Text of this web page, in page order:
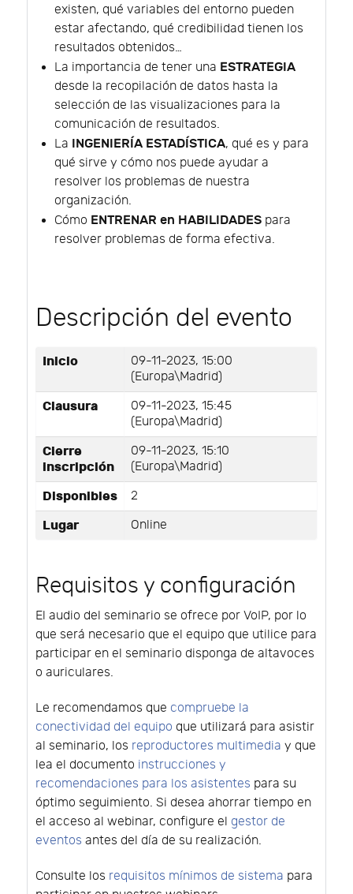
existen, qué variables del entorno pueden
estar afectando, qué credibilidad tienen los
resultados obtenidos…
La importancia de tener una ESTRATEGIA
desde la recopilación de datos hasta la
selección de las visualizaciones para la
comunicación de resultados.
La INGENIERÍA ESTADÍSTICA, qué es y para
qué sirve y cómo nos puede ayudar a
resolver los problemas de nuestra
organización.
Cómo ENTRENAR en HABILIDADES para
resolver problemas de forma efectiva.
Descripción del evento
Inicio
09-11-2023, 15:00
(Europa\Madrid)
Clausura
09-11-2023, 15:45
(Europa\Madrid)
Cierre
inscripción
09-11-2023, 15:10
(Europa\Madrid)
Disponibles 2
Lugar Online
Requisitos y configuración
El audio del seminario se ofrece por VoIP, por lo
que será necesario que el equipo que utilice para
participar en el seminario disponga de altavoces
o auriculares.
Le recomendamos que compruebe la
conectividad del equipo que utilizará para asistir
al seminario, los reproductores multimedia y que
lea el documento instrucciones y
recomendaciones para los asistentes para su
óptimo seguimiento. Si desea ahorrar tiempo en
el acceso al webinar, configure el gestor de
eventos antes del día de su realización.
Consulte los requisitos mínimos de sistema para